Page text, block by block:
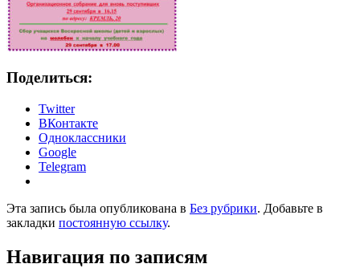
Поделиться:
Twitter
ВКонтакте
Одноклассники
Google
Telegram
Эта запись была опубликована в Без рубрики. Добавьте в
закладки постоянную ссылку.
Навигация по записям